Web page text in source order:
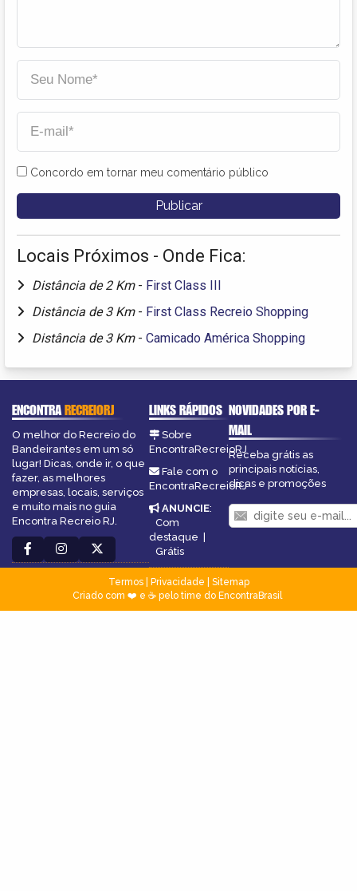
Concordo em tornar meu comentário público
Locais Próximos - Onde Fica:
Distância de 2 Km - First Class III
Distância de 3 Km - First Class Recreio Shopping
Distância de 3 Km - Camicado América Shopping
ENCONTRARECREIORJ
O melhor do Recreio do
Bandeirantes em um só
lugar! Dicas, onde ir, o que
fazer, as melhores
empresas, locais, serviços
e muito mais no guia
Encontra Recreio RJ.
LINKS RÁPIDOS
Sobre
EncontraRecreioRJ
Fale com o
EncontraRecreioRJ
ANUNCIE:
Com
destaque |
Grátis
NOVIDADES POR E-
MAIL
Receba grátis as
principais notícias,
dicas e promoções
Termos| Privacidade
Sitemap
Criado com ❤️ e ☕ pelo time do EncontraBrasil